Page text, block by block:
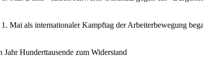
Mai als internationaler Kampftag der Arbeiterbewegung
Hunderttausende zum Widerstand